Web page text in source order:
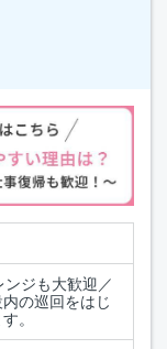
ジも大歓迎／
の巡回をはじ
。